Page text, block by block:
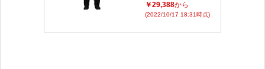
￥29,388から
(2022/10/17 18:31時点)